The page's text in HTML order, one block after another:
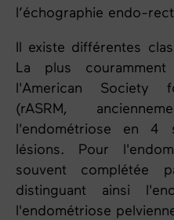
l’échographie endo-
Il existe différentes
La plus
l'American Society
(rASRM,
l'endométriose en 4
lésions. Pour
souvent complétée
distinguant ainsi
l'endométriose